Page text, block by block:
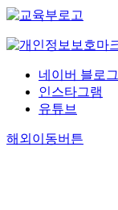
네이버 블로그
인스타그램
유튜브
해외이동버튼